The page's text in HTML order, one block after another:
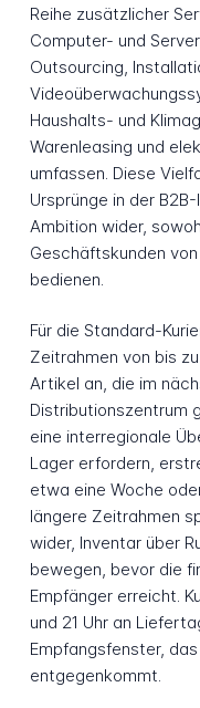
Reihe zusätzlicher
Computer- und
Outsourcing,
Haushalts- und
Warenleasing und
umfassen. Diese
Ursprünge in der
Ambition wider,
Geschäftskunden
bedienen.
Für die Standard-
Zeitrahmen von bis
Artikel an, die im
Distributionszentrum
eine interregionale
Lager erfordern,
etwa eine Woche
längere Zeitrahmen
wider, Inventar über
bewegen, bevor die
Empfänger erreicht.
und 21 Uhr an
Empfangsfenster,
entgegenkommt.